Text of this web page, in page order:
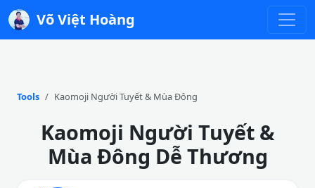
Võ Việt Hoàng
Tools Kaomoji Người Tuyết & Mùa Đông
Kaomoji Người Tuyết &
Mùa Đông Dễ Thương